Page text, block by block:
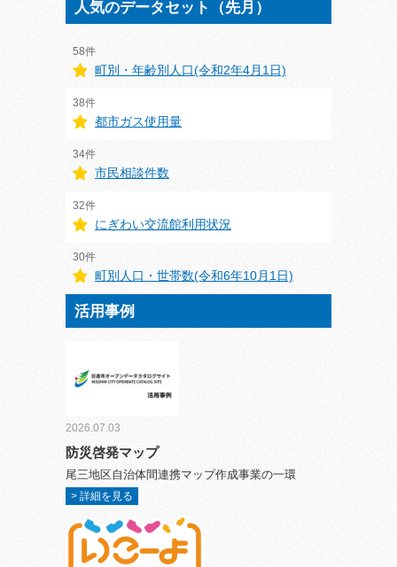
人気のデータセット（先月）
58件
町別・年齢別人口(令和2年4月1日)
38件
都市ガス使用量
34件
市民相談件数
32件
にぎわい交流館利用状況
30件
町別人口・世帯数(令和6年10月1日)
活用事例
2026.07.03
防災啓発マップ
尾三地区自治体間連携マップ作成事業の一環
> 詳細を見る